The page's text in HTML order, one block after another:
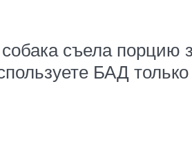
съела порцию
БАД